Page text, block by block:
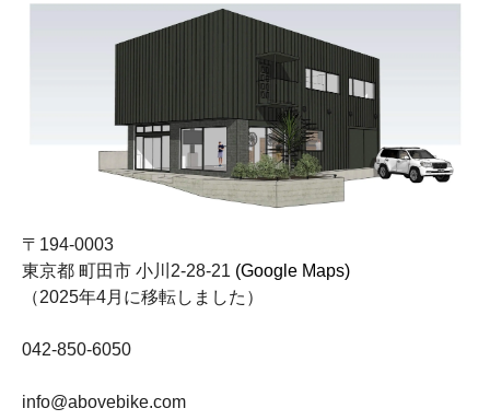
〒194-0003
東京都 町田市 小川2-28-21 (Google Maps)
（2025年4月に移転しました）
042-850-6050
info@abovebike.com